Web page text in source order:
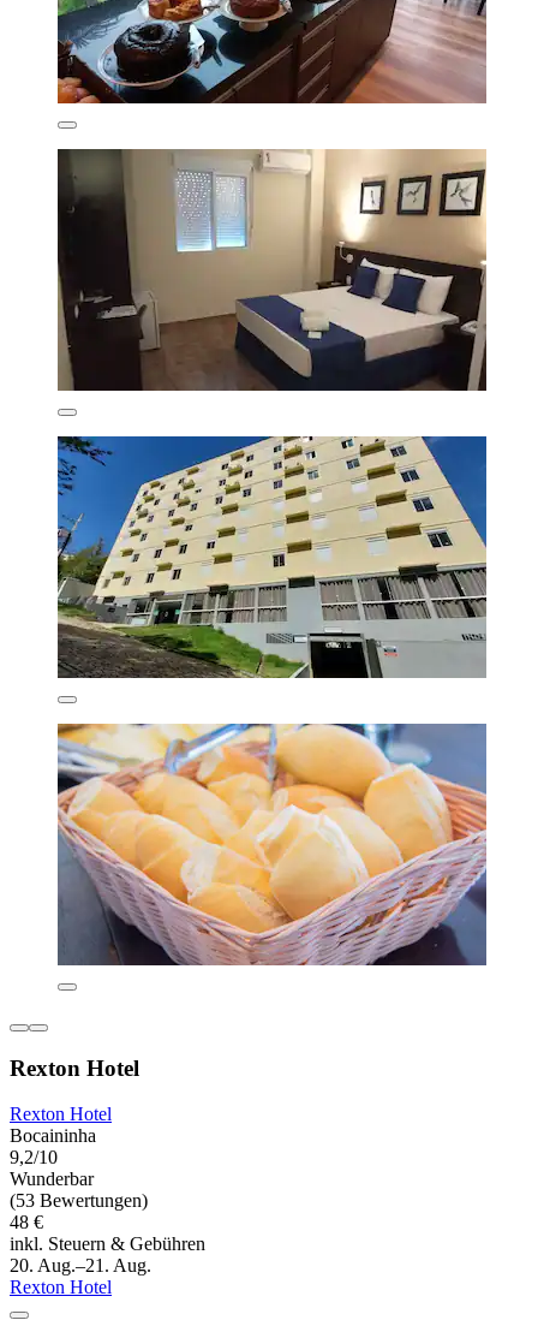
Rexton Hotel
Rexton Hotel
Bocaininha
9,2/10
Wunderbar
(53 Bewertungen)
48 €
inkl. Steuern & Gebühren
20. Aug.–21. Aug.
Rexton Hotel